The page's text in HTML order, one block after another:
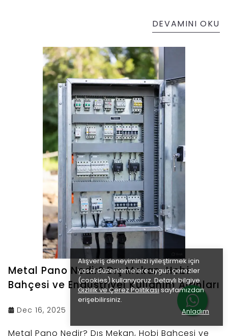
Alışveriş deneyiminizi iyileştirmek için
yasal düzenlemelere uygun çerezler
(cookies) kullanıyoruz. Detaylı bilgiye
Gizlilik ve Çerez Politikasısayfamızdan
erişebilirsiniz.
Anladım
DEVAMINI OKU
Metal Pano Nedir? Dış Mekan, Hobi
Bahçesi ve Endüstriyel Kullanım Alanları
Dec 16, 2025
Metal Pano Nedir? Dış Mekan, Hobi Bahçesi ve